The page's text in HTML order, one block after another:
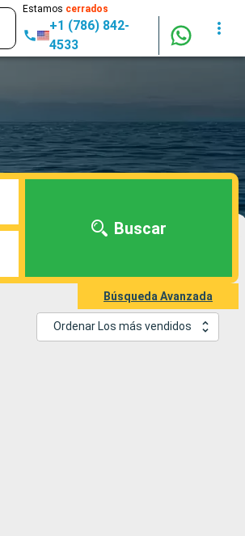
Estamos cerrados
+1 (786) 842-
4533
Buscar
Búsqueda Avanzada
Ordenar Los más vendidos